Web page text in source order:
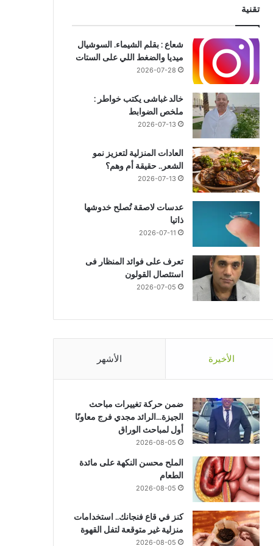
تقنية
شعاع : بقلم الشيماء. السوشيال
ميديا والضغط اللي على الستات
2026-07-28
خالد غباشى يكتب خواطر :
ملخص الضوابط
2026-07-13
العادات المنزلية لتعزيز نمو
الشعر.. حقيقة أم وهم؟
2026-07-13
عدسات لاصقة تُصلح خدوشها
ذاتيا
2026-07-11
تعرف على فوائد المنظار فى
استئصال القولون
2026-07-05
الأخيرة الأشهر
ضمن حركة تغييرات مباحث
الجيزة…الرائد مجدي فرج معاونًا
أول لمباحث الوراق
2026-08-05
الملح محسن النكهة على مائدة
الطعام
2026-08-05
كنز في قاع فنجانك.. استخدامات
منزلية غير متوقعة لتفل القهوة
2026-08-05